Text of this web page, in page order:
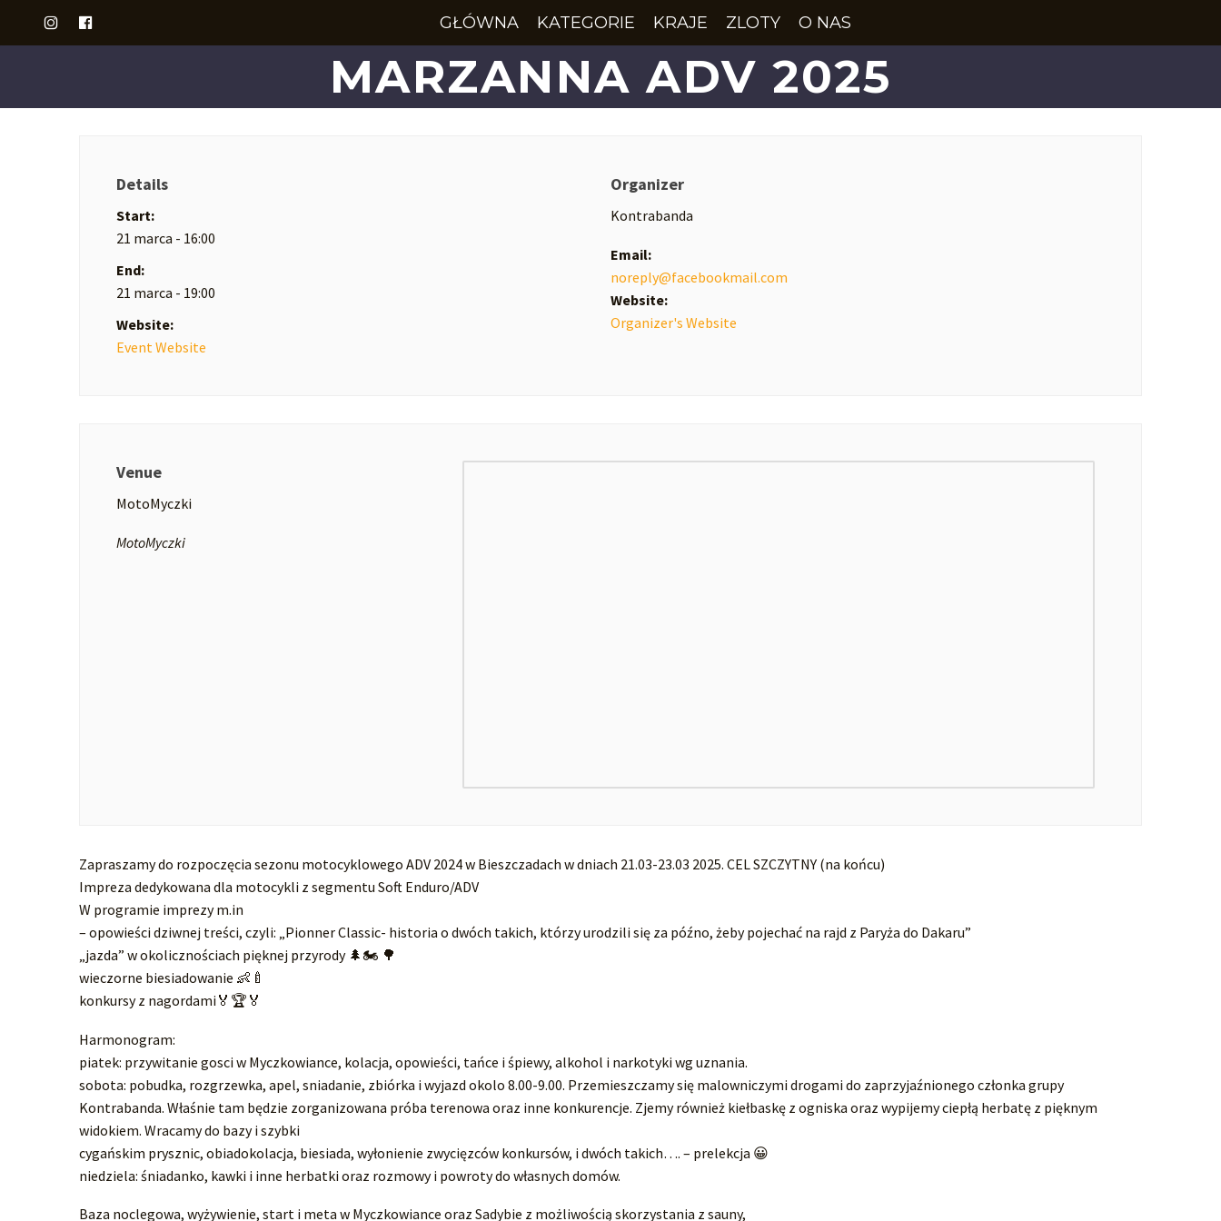
GŁÓWNA KATEGORIE KRAJE ZLOTY O NAS
MARZANNA ADV 2025
Details
Start:
21 marca - 16:00
End:
21 marca - 19:00
Website:
Event Website
Organizer
Kontrabanda
Email:
noreply@facebookmail.com
Website:
Organizer's Website
Venue
MotoMyczki
MotoMyczki
Zapraszamy do rozpoczęcia sezonu motocyklowego ADV 2024 w Bieszczadach w dniach 21.03-23.03 2025. CEL SZCZYTNY (na końcu)
Impreza dedykowana dla motocykli z segmentu Soft Enduro/ADV
W programie imprezy m.in
– opowieści dziwnej treści, czyli: „Pionner Classic- historia o dwóch takich, którzy urodzili się za późno, żeby pojechać na rajd z Paryża do Dakaru”
„jazda” w okolicznościach pięknej przyrody 🌲🏍️ 🌳
wieczorne biesiadowanie 👶🍼
konkursy z nagordami🏅🏆🏅
Harmonogram:
piatek: przywitanie gosci w Myczkowiance, kolacja, opowieści, tańce i śpiewy, alkohol i narkotyki wg uznania.
sobota: pobudka, rozgrzewka, apel, sniadanie, zbiórka i wyjazd okolo 8.00-9.00. Przemieszczamy się malowniczymi drogami do zaprzyjaźnionego członka grupy
Kontrabanda. Właśnie tam będzie zorganizowana próba terenowa oraz inne konkurencje. Zjemy również kiełbaskę z ogniska oraz wypijemy ciepłą herbatę z pięknym
widokiem. Wracamy do bazy i szybki
cygańskim prysznic, obiadokolacja, biesiada, wyłonienie zwycięzców konkursów, i dwóch takich…. – prelekcja 😀
niedziela: śniadanko, kawki i inne herbatki oraz rozmowy i powroty do własnych domów.
Baza noclegowa, wyżywienie, start i meta w Myczkowiance oraz Sadybie z możliwością skorzystania z sauny,